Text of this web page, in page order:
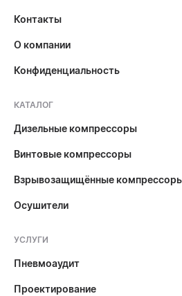
Контакты
О компании
Конфиденциальность
КАТАЛОГ
Дизельные компрессоры
Винтовые компрессоры
Взрывозащищённые
Осушители
УСЛУГИ
Пневмоаудит
Проектирование